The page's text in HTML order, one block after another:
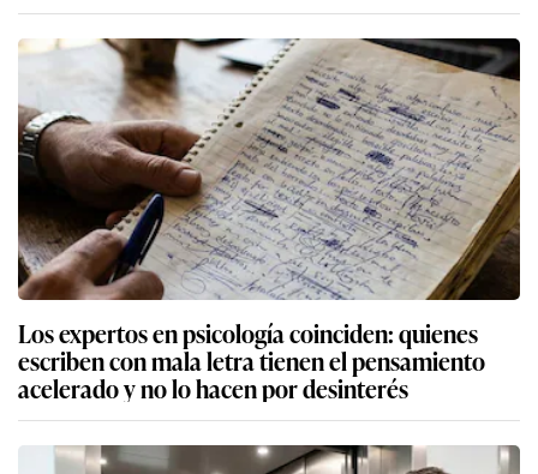
Los expertos en psicología coinciden: quienes
escriben con mala letra tienen el pensamiento
acelerado y no lo hacen por desinterés